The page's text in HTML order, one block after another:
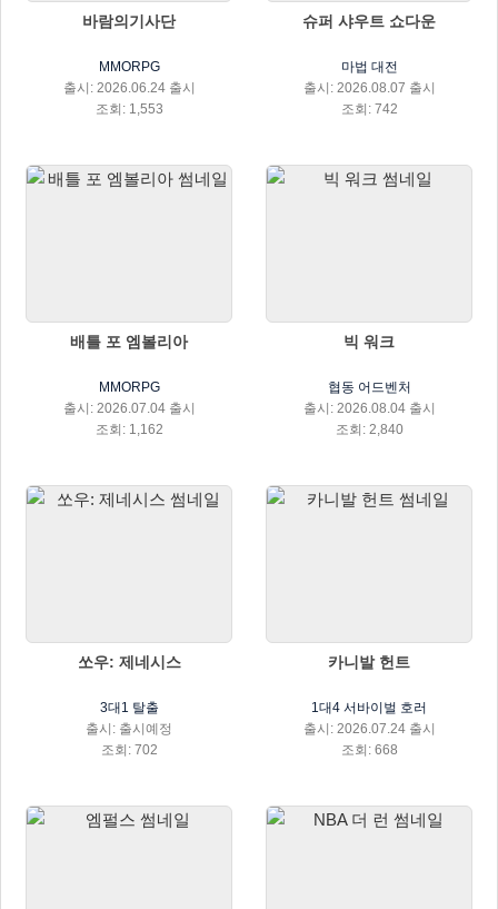
바람의기사단
MMORPG
출시: 2026.06.24 출시
조회: 1,553
슈퍼 샤우트 쇼다운
마법 대전
출시: 2026.08.07 출시
조회: 742
배틀 포 엠볼리아
MMORPG
출시: 2026.07.04 출시
조회: 1,162
빅 워크
협동 어드벤처
출시: 2026.08.04 출시
조회: 2,840
쏘우: 제네시스
3대1 탈출
출시: 출시예정
조회: 702
카니발 헌트
1대4 서바이벌 호러
출시: 2026.07.24 출시
조회: 668